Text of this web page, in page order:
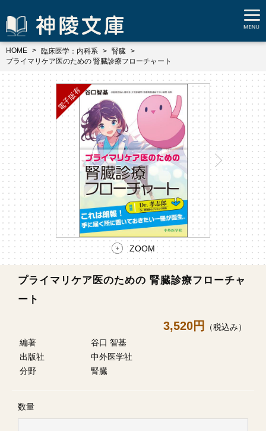
HOME 臨床医学：内科系
腎臓
プライマリケア医のための 腎臓診療フローチャート
ZOOM
プライマリケア医のための 腎臓診療フローチャ
ート
3,520円
（税込み）
編著
谷口 智基
出版社
中外医学社
分野
腎臓
数量